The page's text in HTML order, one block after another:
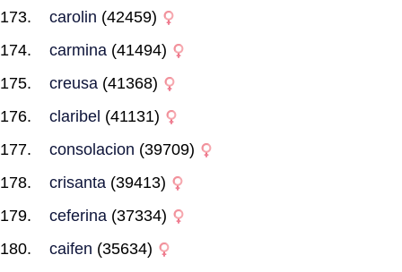
carolin (42459)
carmina (41494)
creusa (41368)
claribel (41131)
consolacion (39709)
crisanta (39413)
ceferina (37334)
caifen (35634)